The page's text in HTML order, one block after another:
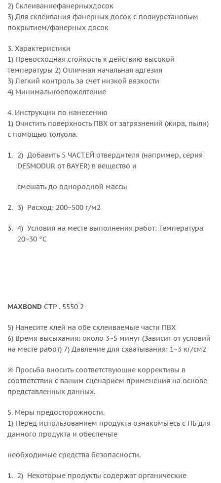
2) Склеиваниефанерныхдосок
3) Для склеивания фанерных досок с полиуретановым
покрытием/фанерных досок
3. Характеристики
1) Превосходная стойкость к действию высокой
температуры 2) Отличная начальная адгезия
3) Легкий контроль за счет низкой вязкости
4) Минимальноепожелтение
4. Инструкции по нанесению
1) Очистить поверхность ПВХ от загрязнений (жира, пыли)
с помощью толуола.
2) Добавить 5 ЧАСТЕЙ отвердителя (например, серия
DESMODUR от BAYER) в вещество и
смешать до однородной массы
3) Расход: 200~500 г/м2
4) Условия на месте выполнения работ: Температура
20~30 °C
MAXBOND СТР . 5550 2
5) Нанесите клей на обе склеиваемые части ПВХ
6) Время высыхания: около 3~5 минут (Зависит от условий
на месте работ) 7) Давление для схватывания: 1~3 кг/см2
※ Просьба вносить соответствующие коррективы в
соответствии с вашим сценарием применения на основе
представленных данных.
5. Меры предосторожности.
1) Перед использованием продукта ознакомьтесь с ПБ для
данного продукта и обеспечьте
необходимые средства безопасности.
2) Некоторые продукты содержат органические